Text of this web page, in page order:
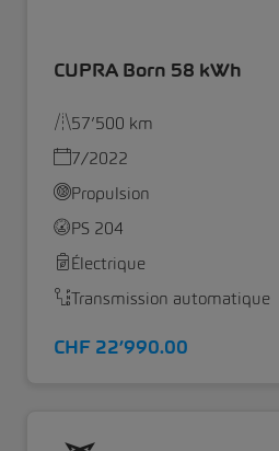
CUPRA Born 58 kWh
57’500 km
7/2022
Propulsion
PS 204
Électrique
Transmission automatique
CHF 22’990.00